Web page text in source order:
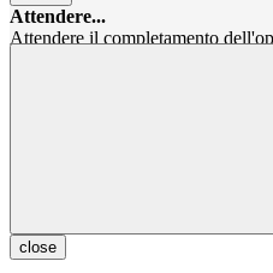
Attendere...
Attendere il completamento
close